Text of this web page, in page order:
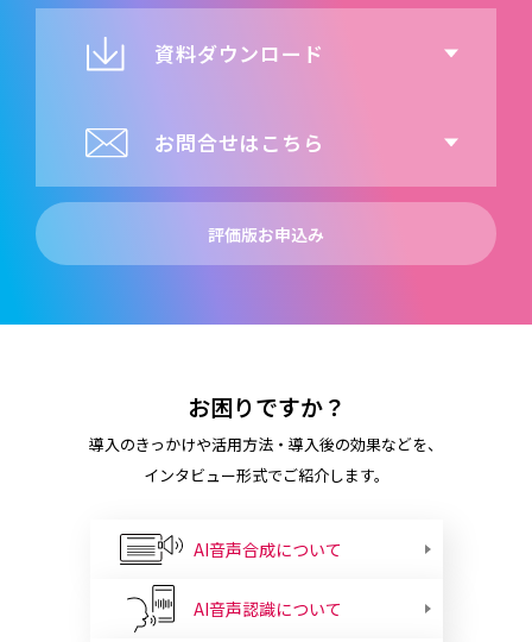
資料ダウンロード
お問合せはこちら
評価版お申込み
お困りですか？
導入のきっかけや活用方法・導入後の効果などを、
インタビュー形式でご紹介します。
AI音声合成について
AI音声認識について